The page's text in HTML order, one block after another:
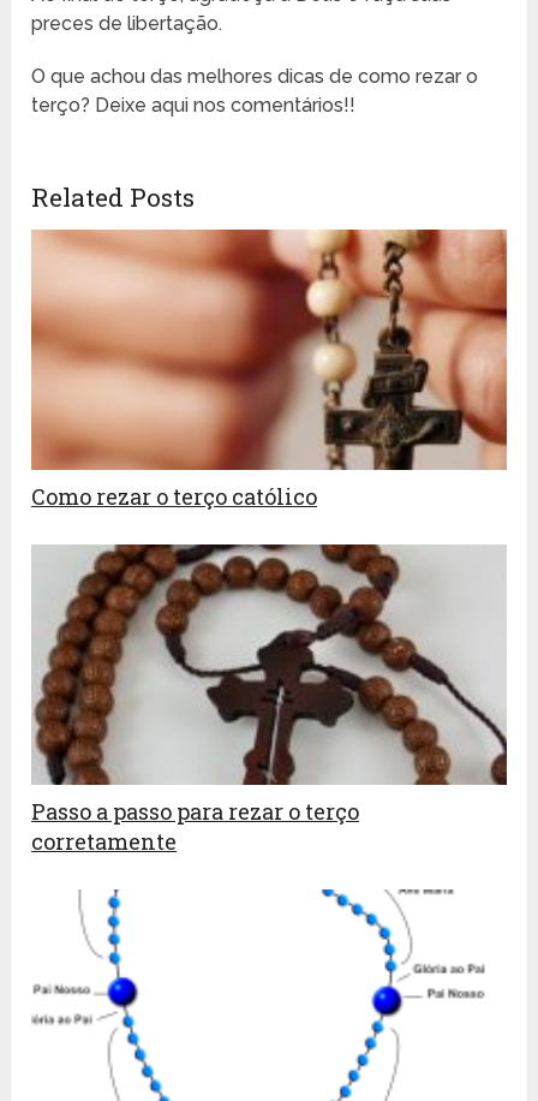
preces de libertação.
O que achou das melhores dicas de como rezar o
terço? Deixe aqui nos comentários!!
Related Posts
Como rezar o terço católico
Passo a passo para rezar o terço
corretamente